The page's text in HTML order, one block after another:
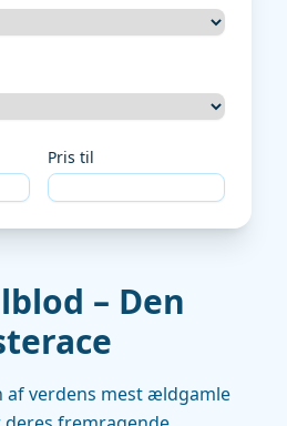
Pris til
– Den
af verdens mest ældgamle